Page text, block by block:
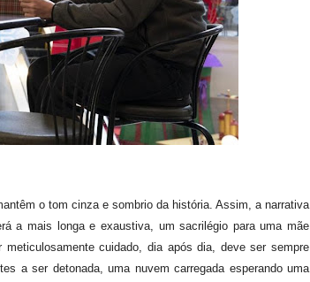
o tom cinza e sombrio da história. Assim, a narrativa
a mais longa e exaustiva, um sacrilégio para uma mãe
cuidado, dia após dia, deve ser sempre
a ser detonada, uma nuvem carregada esperando uma